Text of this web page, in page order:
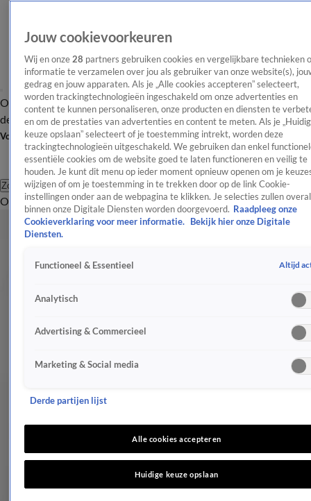
OverzichtAfleveringen Entertainment TV Algemeen
Tip
de redactieNieuwsbrief
Volg Shownieuws
Zoeken
OverzichtEntertainmentSpraakmakendRealityCrimeVideo's
Royalty
Lees het laatste nieuws over het Koninklijk Huis en
Royalty
21 apr 2017, 10:24
21 apr 2017, 09:48
20 apr 2017, 18:58
20 apr 2017, 11:41
Kate prijst prins Harry om zijn openheid
Jouw cookievoorkeuren
Wij en onze 28 partners gebruiken cookies en vergelijkbare technieken
informatie te verzamelen over jou als gebruiker van onze website(s),
gedrag en jouw apparaten. Als je „Alle cookies accepteren” selecteert,
worden trackingtechnologieën ingeschakeld om onze advertenties en
content te kunnen personaliseren, onze producten en diensten te
en om de prestaties van advertenties en content te meten. Als je
keuze opslaan” selecteert of je toestemming intrekt, worden deze
trackingtechnologieën uitgeschakeld. We gebruiken dan enkel
essentiële cookies om de website goed te laten functioneren en veilig te
houden. Je kunt dit menu op ieder moment opnieuw openen om je
wijzigen of om je toestemming in te trekken door op de link Cookie-
instellingen onder aan de webpagina te klikken. Je selecties zullen overal
binnen onze Digitale Diensten worden doorgevoerd. Raadpleeg onze
Cookieverklaring voor meer informatie.
Bekijk hier onze Digitale
Diensten.
Functioneel & Essentieel Altijd
Analytisch
Advertising & Commercieel
Marketing & Social media
Derde partijen lijst
Alle cookies accepteren
Huidige keuze opslaan